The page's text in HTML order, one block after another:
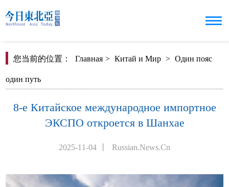
您当前的位置： Главная > Китай и Мир > Один пояс
один путь
8-е Китайское международное импортное
ЭКСПО откроется в Шанхае
2025-11-04 Russian.News.Cn